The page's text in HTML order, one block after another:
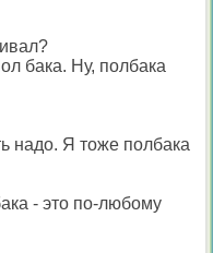
бака. Ну, полбака
надо. Я тоже полбака
- это по-любому